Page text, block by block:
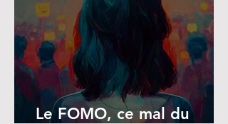
Le FOMO, ce mal du